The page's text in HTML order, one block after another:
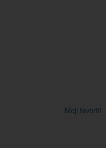
Moji favoriti